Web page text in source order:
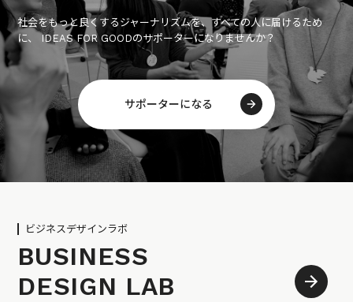
社会をもっと良くするジャーナリズムを、すべての人に届けるため
に、 IDEAS FOR GOODのサポーターになりませんか？
サポーターになる
ビジネスデザインラボ
BUSINESS
DESIGN LAB